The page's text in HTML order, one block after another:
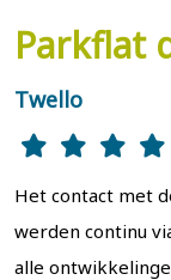
Parkflat
Twello
Het contact met
werden continu
alle